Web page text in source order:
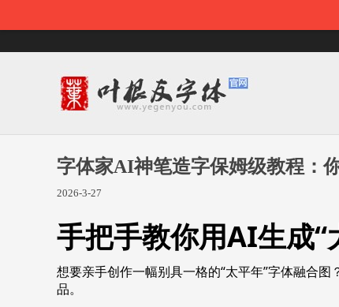
字体家AI神笔造字保姆级教程：
2026-3-27
手把手教你用AI生成“
想要亲手创作一幅别具一格的“太平年”字体融合
品。